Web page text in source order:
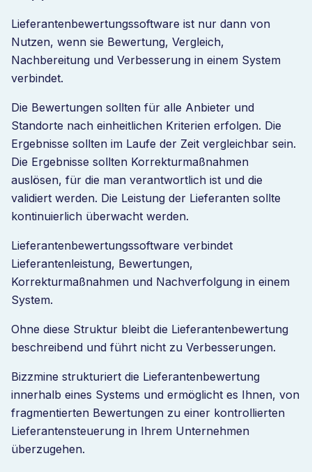
Lieferantenbewertungssoftware ist nur dann von
Nutzen, wenn sie Bewertung, Vergleich,
Nachbereitung und Verbesserung in einem System
verbindet.
Die Bewertungen sollten für alle Anbieter und
Standorte nach einheitlichen Kriterien erfolgen. Die
Ergebnisse sollten im Laufe der Zeit vergleichbar sein.
Die Ergebnisse sollten Korrekturmaßnahmen
auslösen, für die man verantwortlich ist und die
validiert werden. Die Leistung der Lieferanten sollte
kontinuierlich überwacht werden.
Lieferantenbewertungssoftware verbindet
Lieferantenleistung, Bewertungen,
Korrekturmaßnahmen und Nachverfolgung in einem
System.
Ohne diese Struktur bleibt die Lieferantenbewertung
beschreibend und führt nicht zu Verbesserungen.
Bizzmine strukturiert die Lieferantenbewertung
innerhalb eines Systems und ermöglicht es Ihnen, von
fragmentierten Bewertungen zu einer kontrollierten
Lieferantensteuerung in Ihrem Unternehmen
überzugehen.